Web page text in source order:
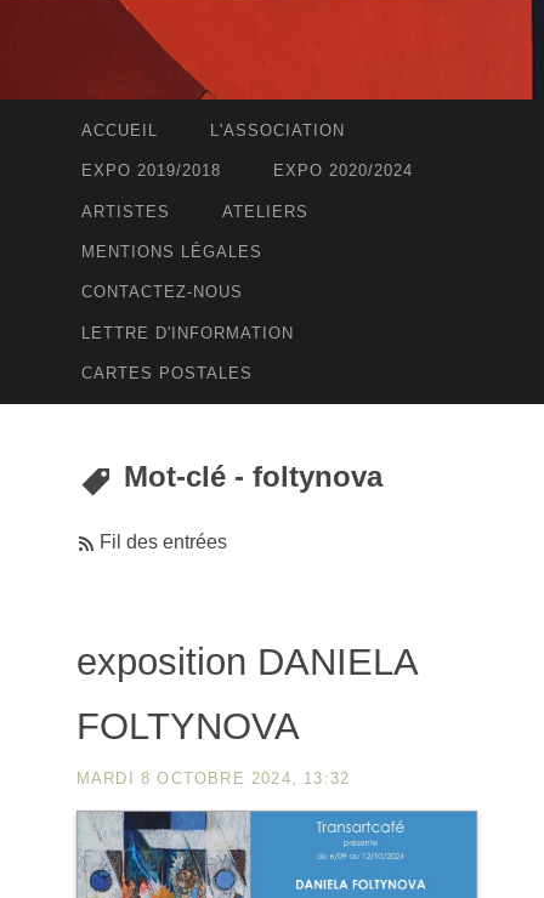
ACCUEIL L'ASSOCIATION
EXPO 2019/2018 EXPO 2020/2024
ARTISTES ATELIERS
MENTIONS LÉGALES
CONTACTEZ-NOUS
LETTRE D'INFORMATION
CARTES POSTALES
Mot-clé - foltynova
Fil des entrées
exposition DANIELA
FOLTYNOVA
MARDI 8 OCTOBRE 2024, 13:32